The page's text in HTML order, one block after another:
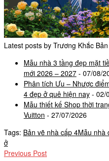
Latest posts by Trương Khắc Bản
Mẫu nhà 3 tầng đẹp mặt
mới 2026 – 2027 - 07/08/
Phân tích Ưu – Nhược
4 đẹp ở quê hiện nay - 02/
Mẫu thiết kế Shop thời
Vuitton - 27/07/2026
Tags: Bản vẽ nhà cấp 4Mẫu nhà
ở
Previous Post